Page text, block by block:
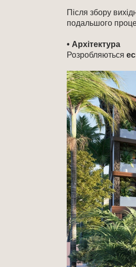
Після збору
подальшого
• Архітектура
Розробляються